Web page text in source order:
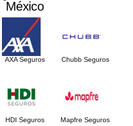
México
AXA Seguros Chubb Seguros
HDI Seguros Mapfre Seguros